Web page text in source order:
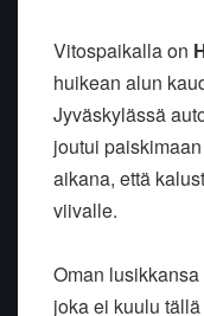
Vitospaikalla on
huikean alun
Jyväskylässä
joutui
aikana, että
viivalle.
Oman
joka ei kuulu